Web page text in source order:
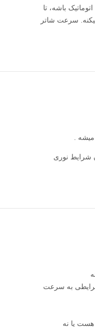
باشه، تا
سرعت شاتر
.
شرایط نوری
شرایطی به سرعت
هست یا نه